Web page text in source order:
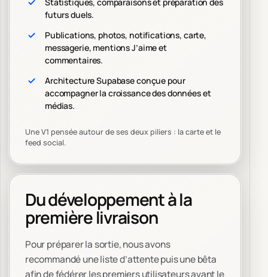
futurs duels.
Publications, photos, notifications, carte,
messagerie, mentions J’aime et
commentaires.
Architecture Supabase conçue pour
accompagner la croissance des données et
médias.
Une V1 pensée autour de ses deux piliers : la carte et le
feed social.
Du développement à la
première livraison
Pour préparer la sortie, nous avons
recommandé une liste d’attente puis une bêta
afin de fédérer les premiers utilisateurs avant le